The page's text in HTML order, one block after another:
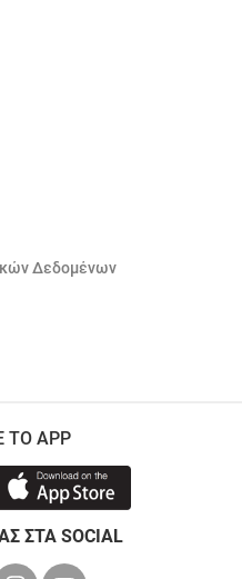
Δεδομένων
ΤΟ APP
ΣΤΑ SOCIAL